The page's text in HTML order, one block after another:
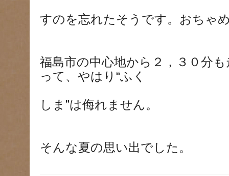
すのを忘れたそうです。おちゃ
福島市の中心地から２，３０分
って、やはり“ふく
しま”は侮れません。
そんな夏の思い出でした。